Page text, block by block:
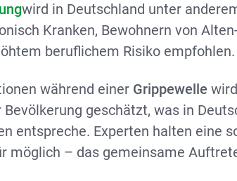
wird in Deutschland unter
Kranken, Bewohnern von
beruflichem Risiko empfohlen.
während einer Grippewelle
Bevölkerung geschätzt, was in
entspreche. Experten halten eine
möglich – das gemeinsame